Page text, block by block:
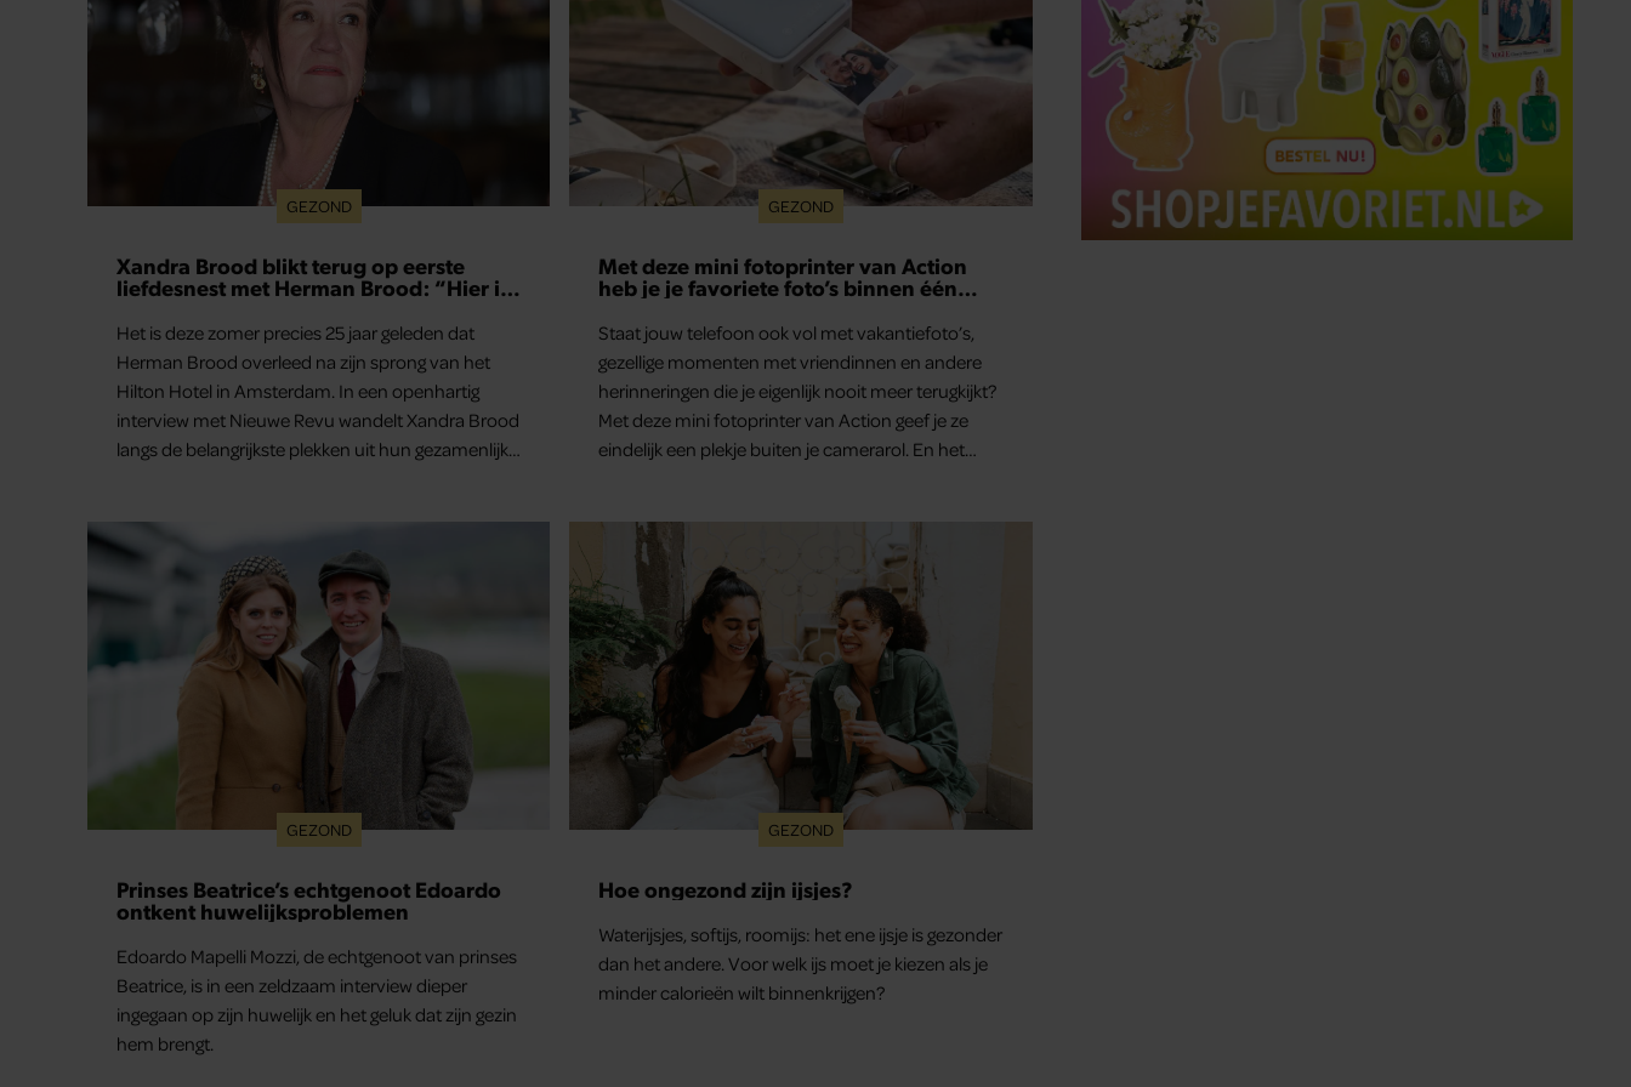
GEZOND
Xandra Brood blikt terug op eerste
liefdesnest met Herman Brood: “Hier is
Het is deze zomer precies 25 jaar geleden dat
Herman Brood overleed na zijn sprong van het
Hilton Hotel in Amsterdam. In een openhartig
interview met Nieuwe Revu wandelt Xandra Brood
langs de belangrijkste plekken uit hun gezamenlijke
herinneringen op. Daar begon hun leven samen
en werd dochter Lola geboren.
GEZOND
Met deze mini fotoprinter van Action
heb je je favoriete foto’s binnen één
Staat jouw telefoon ook vol met vakantiefoto’s,
gezellige momenten met vriendinnen en andere
herinneringen die je eigenlijk nooit meer terugkijkt?
Met deze mini fotoprinter van Action geef je ze
eindelijk een plekje buiten je camerarol. En het
GEZOND
Prinses Beatrice’s echtgenoot Edoardo
ontkent huwelijksproblemen
Edoardo Mapelli Mozzi, de echtgenoot van prinses
Beatrice, is in een zeldzaam interview dieper
ingegaan op zijn huwelijk en het geluk dat zijn gezin
hem brengt.
GEZOND
Hoe ongezond zijn ijsjes?
Waterijsjes, softijs, roomijs: het ene ijsje is gezonder
dan het andere. Voor welk ijs moet je kiezen als je
minder calorieën wilt binnenkrijgen?